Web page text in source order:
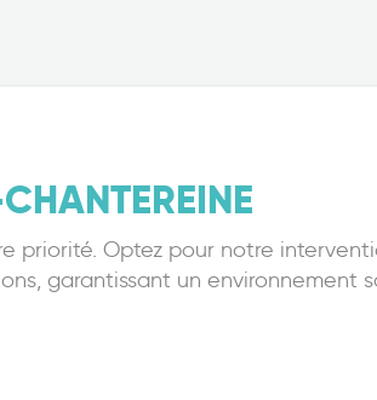
priorité. Optez pour notre
garantissant un environnement